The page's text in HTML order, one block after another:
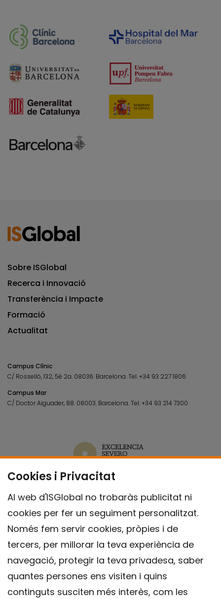
Cookies i Privacitat
Al web d'ISGlobal no trobaràs publicitat ni
cookies per fer un seguiment personalitzat.
Només fem servir cookies, pròpies i de
tercers, per millorar la teva experiència de
navegació, protegir la teva privadesa, saber
quantes persones ens visiten i quins
continguts susciten més interès, com les
Sobre ISGlobal
Recerca i Innovació
Transferència i Impacte
Formació
Actualitat
Campus Clínic
C/ Rosselló, 132, 5è 2a. 08036. Barcelona.Tel.+34 93 227 1806
Campus Mar
C/ Doctor Aiguader, 88. 08003. Barcelona.Tel.+34 93 214 7300